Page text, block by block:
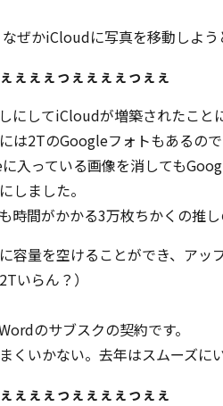
ぜかiCloudに写真を移動しよう
ぇぇぇっぇぇぇぇっぇぇ
にしてiCloudが増築されたこ
は2TのGoogleフォトもあるので
入っている画像を消しても
しました。
時間がかかる3万枚ちかくの推
容量を空けることができ、アッ
いらん？）
のサブスクの契約です。
くいかない。去年はスムーズ
ぇぇぇっぇぇぇぇっぇぇ